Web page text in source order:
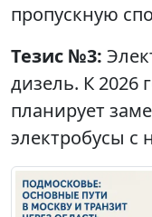
пропускную
Тезис №3:
дизель. К 2026
планирует
электробусы с